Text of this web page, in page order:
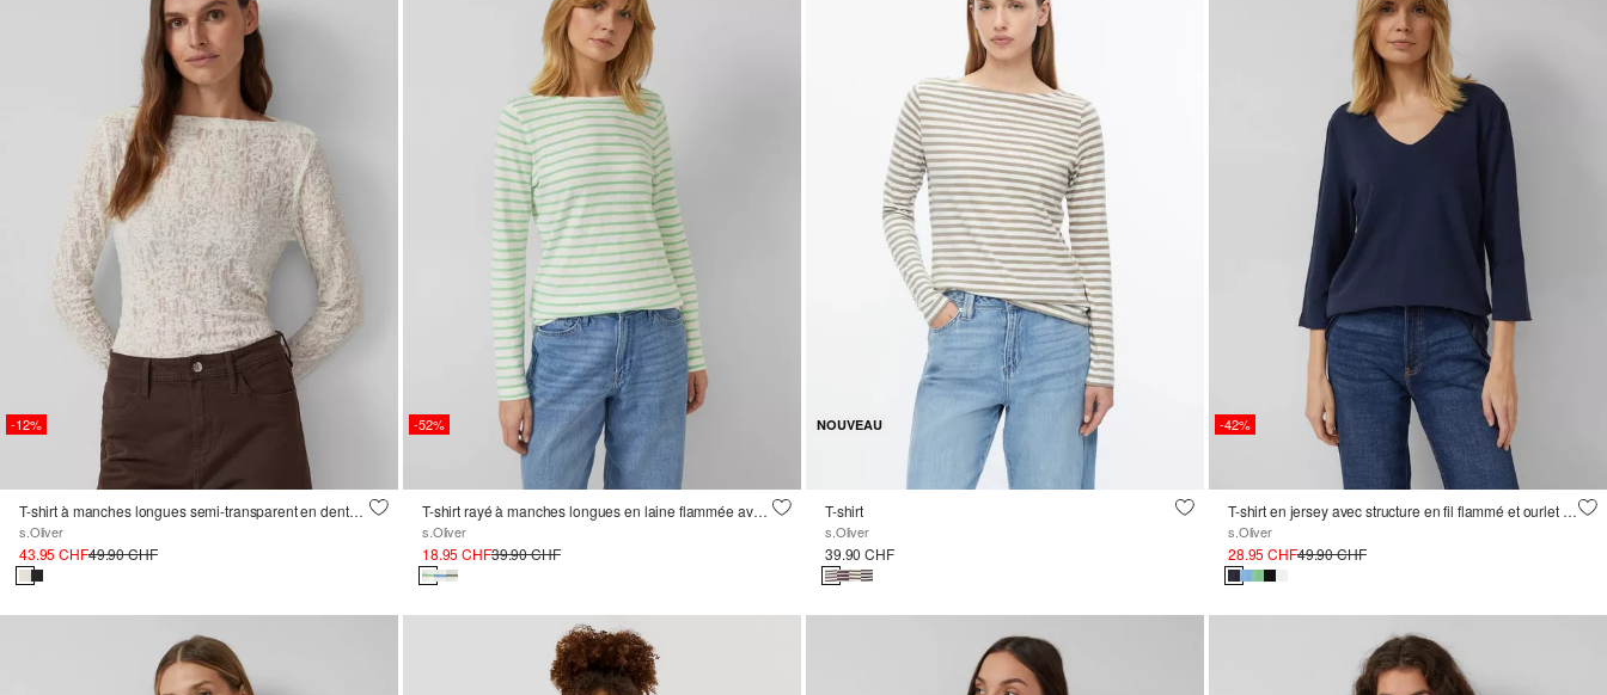
-12%
T-shirt à manches longues semi-transparent en dentelle de jersey douce
s.Oliver
43.95 CHF49.90 CHF
-52%
T-shirt rayé à manches longues en laine flammée avec encolure bateau
s.Oliver
18.95 CHF39.90 CHF
NOUVEAU
T-shirt
s.Oliver
39.90 CHF
-42%
T-shirt en jersey avec structure en fil flammé et ourlet arrondi
s.Oliver
28.95 CHF49.90 CHF